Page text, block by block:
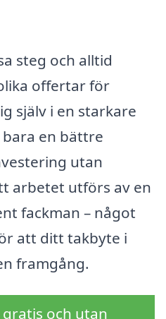
steg och alltid
offertar för
själv i en starkare
en bättre
utan
arbetet utförs av en
fackman – något
att ditt takbyte i
framgång.
och utan